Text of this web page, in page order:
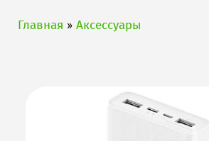
Главная » Аксессуары